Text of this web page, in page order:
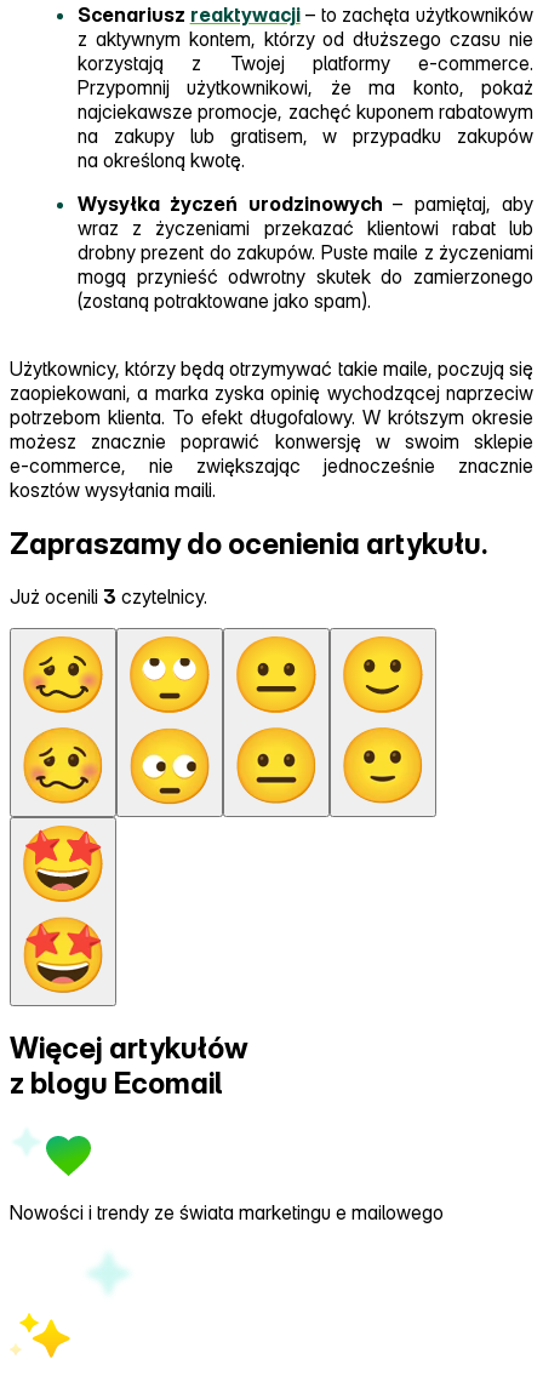
Scenariusz reaktywacji– to zachęta użytkowników
z aktywnym kontem, którzy od dłuższego czasu nie
korzystają z Twojej platformy e‑commerce.
Przypomnij użytkownikowi, że ma konto, pokaż
najciekawsze promocje, zachęć kuponem rabatowym
na zakupy lub gratisem, w przypadku zakupów
na określoną kwotę.
Wysyłka życzeń urodzinowych– pamiętaj, aby
wraz z życzeniami przekazać klientowi rabat lub
drobny prezent do zakupów. Puste maile z życzeniami
mogą przynieść odwrotny skutek do zamierzonego
(zostaną potraktowane jako spam).
Użytkownicy, którzy będą otrzymywać takie maile, poczują się
zaopiekowani, a marka zyska opinię wychodzącej naprzeciw
potrzebom klienta. To efekt długofalowy. W krótszym okresie
możesz znacznie poprawić konwersję w swoim sklepie
e‑commerce, nie zwiększając jednocześnie znacznie
kosztów wysyłania maili.
Zapraszamy do ocenienia artykułu.
Już ocenili 3 czytelnicy.
Więcej artykułów
z blogu Ecomail
Nowości i trendy ze świata marketingu e mailowego